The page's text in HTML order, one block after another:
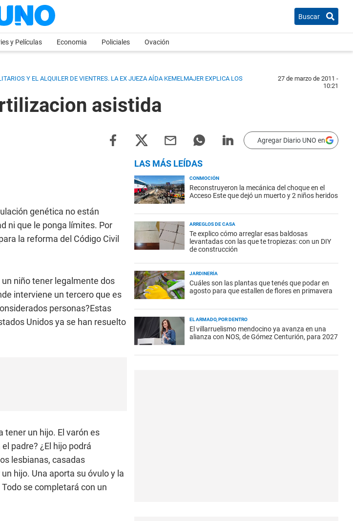
Buscar
y Películas Economia Policiales Ovación
Y EL ALQUILER DE VIENTRES. LA EX JUEZA AÍDA KEMELMAJER EXPLICA LOS
27 de marzo de 2011 -
10:21
asistida
Agregar Diario UNO en
genética no están
ni que le ponga límites. Por
la reforma del Código Civil
niño tener legalmente dos
interviene un tercero que es
personas?Estas
Unidos ya se han resuelto
tener un hijo. El varón es
padre? ¿El hijo podrá
lesbianas, casadas
hijo. Una aporta su óvulo y la
se completará con un
LAS MÁS LEÍDAS
CONMOCIÓN
Reconstruyeron la mecánica del choque en el
Acceso Este que dejó un muerto y 2 niños heridos
ARREGLOS DE CASA
Te explico cómo arreglar esas baldosas
levantadas con las que te tropiezas: con un DIY
de construcción
JARDINERÍA
Cuáles son las plantas que tenés que podar en
agosto para que estallen de flores en primavera
EL ARMADO, POR DENTRO
El villarruelismo mendocino ya avanza en una
alianza con NOS, de Gómez Centurión, para 2027